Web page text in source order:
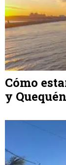
Cómo
y